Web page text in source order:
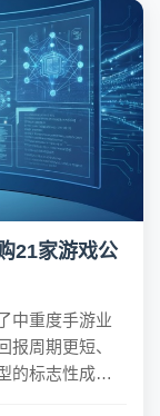
21家游戏公
中重度手游业
报周期更短、
的标志性成